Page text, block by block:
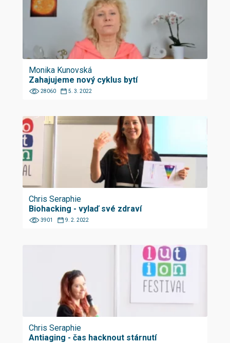
Monika Kunovská
Zahajujeme nový cyklus bytí
28060 5. 3. 2022
Chris Seraphie
Biohacking - vylaď své zdraví
3901 9. 2. 2022
Chris Seraphie
Antiaging - čas hacknout stárnutí